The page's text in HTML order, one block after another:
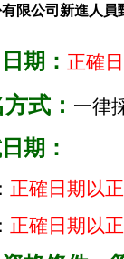
限公司新進人員
期： 正確
式： 一律
期：
正確日期以
正確日期以